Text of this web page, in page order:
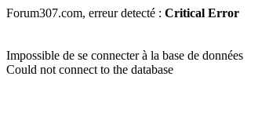
Forum307.com, erreur detecté : Critical Error
Impossible de se connecter à la base de données
Could not connect to the database